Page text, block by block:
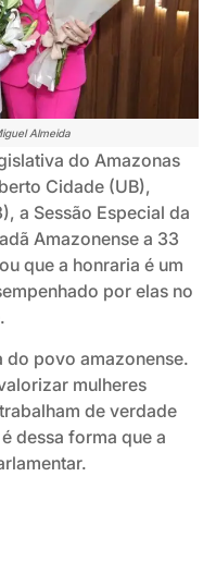
Almeida
do Amazonas
Cidade (UB),
a Sessão Especial da
Amazonense a 33
que a honraria é um
por elas no
do povo amazonense.
mulheres
de verdade
dessa forma que a